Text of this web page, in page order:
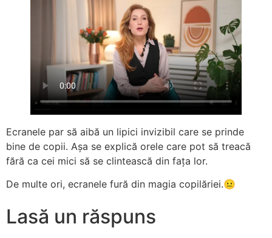
Ecranele par să aibă un lipici invizibil care se prinde
bine de copii. Așa se explică orele care pot să treacă
fără ca cei mici să se clintească din fața lor.
De multe ori, ecranele fură din magia copilăriei.😐
Lasă un răspuns